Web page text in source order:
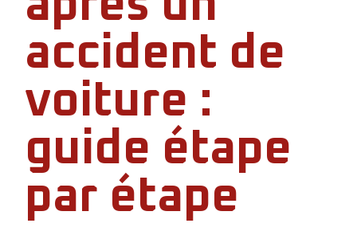
accident de
voiture :
guide étape
par étape